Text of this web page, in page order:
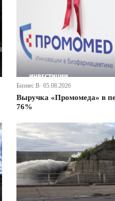
Бизнес В· 05.08.2026
Выручка «Промомеда» в
76%